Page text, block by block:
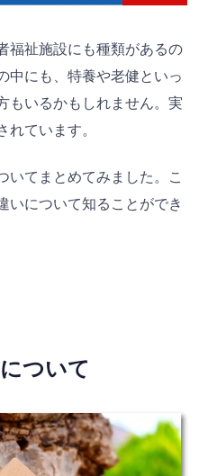
福祉施設にも種類があるの
中にも、特養や老健といっ
もいるかもしれません。実
れています。
いてまとめてみました。こ
いについて知ることができ
ついて